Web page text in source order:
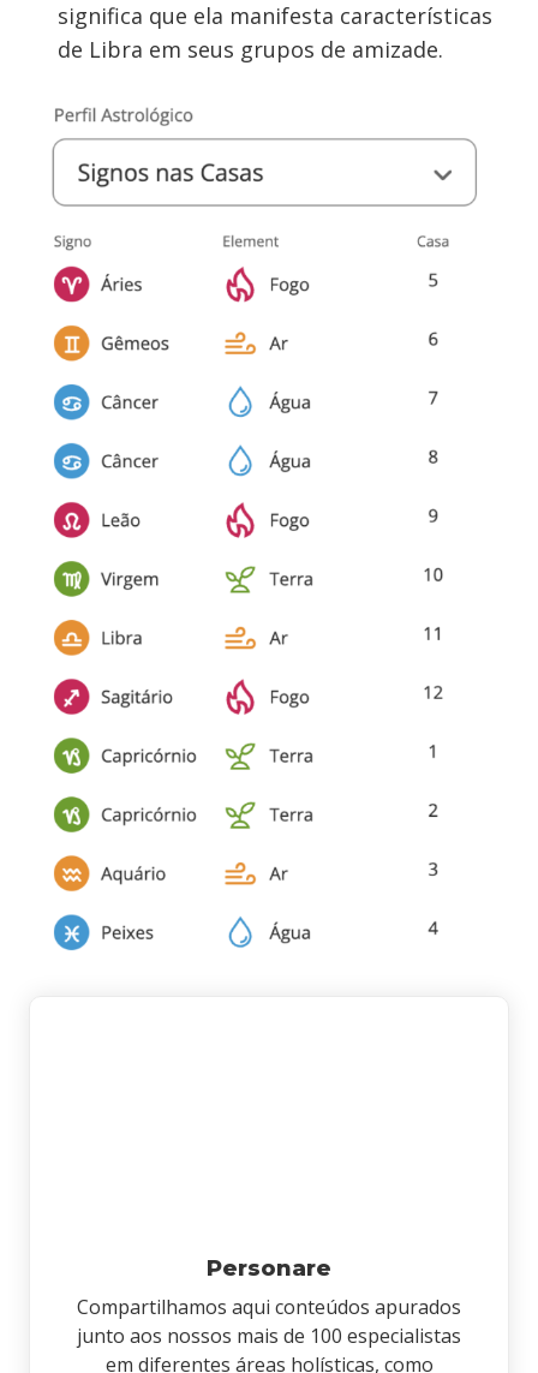
significa que ela manifesta características
de Libra em seus grupos de amizade.
Personare
Compartilhamos aqui conteúdos apurados
junto aos nossos mais de 100 especialistas
em diferentes áreas holísticas, como